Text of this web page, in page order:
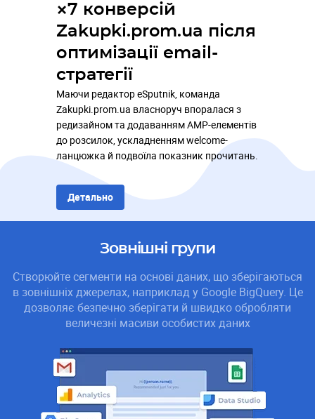
×7 конверсій
Zakupki.prom.ua після
оптимізації email-
стратегії
Маючи редактор eSputnik, команда
Zakupki.prom.ua власноруч впоралася з
редизайном та додаванням AMP-елементів
до розсилок, ускладненням welcome-
ланцюжка й подвоїла показник прочитань.
Детально
Зовнішні групи
Створюйте сегменти на основі даних, що зберігаються
в зовнішніх джерелах, наприклад у Google BigQuery. Це
дозволяє безпечно зберігати й швидко обробляти
величезні масиви особистих даних